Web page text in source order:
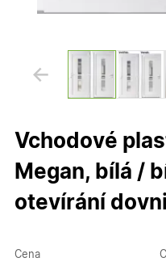
Vchodové
Megan, bílá /
otevírání
Cena